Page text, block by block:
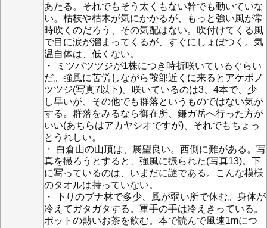
あたる。それでもそう太くもない幹でも動いていな
い。枯枝や枯木が気にかかるが、もっと強い風が常
時吹くのだろう、その気配はない。吹付けてくる風
で目に涙が溜まってくるが、すぐにしょぼつく。気
温自体は、低くない。
・ ミツバツツジが1株につき時折咲いているぐらい
だ。強風に苦労しながら鞍部近くに来るとアケボノ
ツツジ(写真7以下)。咲いているのは3、4本で、少
し早いが、その他でも群落というものではない気が
する。群落をみるなら御在所、鎌ガ岳へ行った方が
いい(あちらはアカヤシオですが)、それでもちょっ
とうれしい。
・ 白倉山の山頂は、展望良い。西側に難がある。写
真を撮ろうとすると、強風に振られた(写真13)。下
に写っているのは、いまだに謎である。こんな模様
のタオルは持っていない。
・ 下りのブナ林で多少、風が弱い所で休む。身体が
冷えてガタガタする。軍手の手は冷えきっている。
ポットの熱いお茶を飲む。本で読んで風速1mにつ